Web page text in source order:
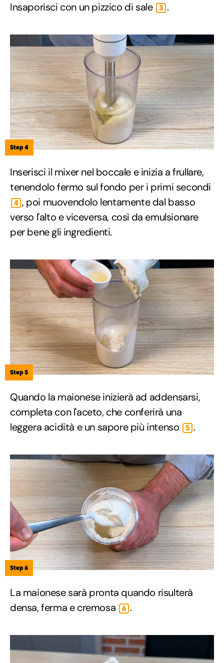
Insaporisci con un pizzico di sale 3 .
Step 4
Inserisci il mixer nel boccale e inizia a frullare,
tenendolo fermo sul fondo per i primi secondi
4 , poi muovendolo lentamente dal basso
verso l'alto e viceversa, così da emulsionare
per bene gli ingredienti.
Step 5
Quando la maionese inizierà ad addensarsi,
completa con l'aceto, che conferirà una
leggera acidità e un sapore più intenso
5 .
Step 6
La maionese sarà pronta quando risulterà
densa, ferma e cremosa
6 .